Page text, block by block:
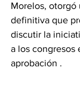
Morelos, otorgó
definitiva que
discutir la
a los congresos
aprobación .